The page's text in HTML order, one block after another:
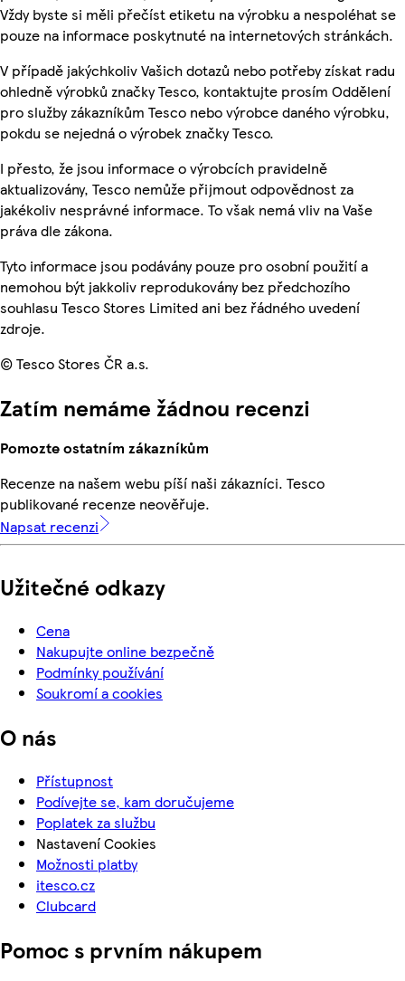
Vždy byste si měli přečíst etiketu na výrobku a nespoléhat se
pouze na informace poskytnuté na internetových stránkách.
V případě jakýchkoliv Vašich dotazů nebo potřeby získat radu
ohledně výrobků značky Tesco, kontaktujte prosím Oddělení
pro služby zákazníkům Tesco nebo výrobce daného výrobku,
pokdu se nejedná o výrobek značky Tesco.
I přesto, že jsou informace o výrobcích pravidelně
aktualizovány, Tesco nemůže přijmout odpovědnost za
jakékoliv nesprávné informace. To však nemá vliv na Vaše
práva dle zákona.
Tyto informace jsou podávány pouze pro osobní použití a
nemohou být jakkoliv reprodukovány bez předchozího
souhlasu Tesco Stores Limited ani bez řádného uvedení
zdroje.
© Tesco Stores ČR a.s.
Zatím nemáme žádnou recenzi
Pomozte ostatním zákazníkům
Recenze na našem webu píší naši zákazníci. Tesco
publikované recenze neověřuje.
Napsat recenzi
Užitečné odkazy
Cena
Nakupujte online bezpečně
Podmínky používání
Soukromí a cookies
O nás
Přístupnost
Podívejte se, kam doručujeme
Poplatek za službu
Nastavení Cookies
Možnosti platby
itesco.cz
Clubcard
Pomoc s prvním nákupem